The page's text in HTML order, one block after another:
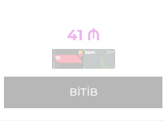
41 ₼
BITIB